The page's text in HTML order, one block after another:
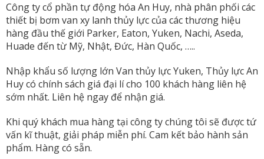
Công ty cổ phần tự động hóa An Huy, nhà phân phối các
thiết bị bơm van xy lanh thủy lực của các thương hiệu
hàng đầu thế giới Parker, Eaton, Yuken, Nachi, Aseda,
Huade đến từ Mỹ, Nhật, Đức, Hàn Quốc, …..
Nhập khẩu số lượng lớn Van thủy lực Yuken, Thủy lực An
Huy có chính sách giá đại lí cho 100 khách hàng liên hệ
sớm nhất. Liên hệ ngay để nhận giá.
Khi quý khách mua hàng tại công ty chúng tôi sẽ được tứ
vấn kĩ thuật, giải pháp miễn phí. Cam kết bảo hành sản
phẩm. Hàng có sẵn.